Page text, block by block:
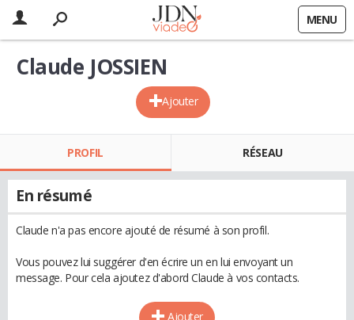
MENU
Ajouter
Claude JOSSIEN
PROFIL RÉSEAU
En résumé
Claude n'a pas encore ajouté de résumé à son profil.
Vous pouvez lui suggérer d'en écrire un en lui envoyant un
message. Pour cela ajoutez d'abord Claude à vos contacts.
Ajouter